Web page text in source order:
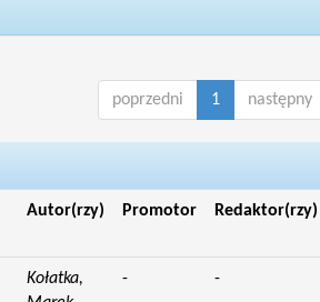
poprzedni 1 następny
Autor(rzy) Promotor Redaktor(rzy)
Kołatka,
- -